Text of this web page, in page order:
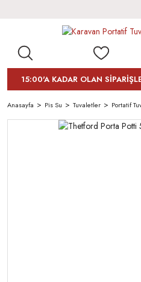
15:00'A KADAR OLAN
Anasayfa Pis Su Tuvaletler Portatif